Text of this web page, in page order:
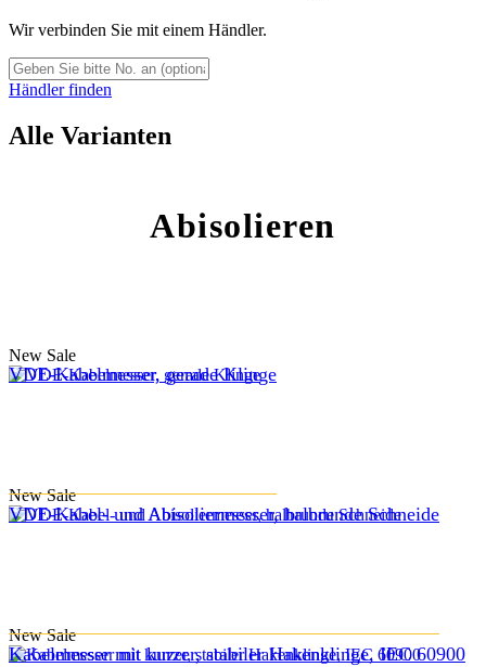
Wir verbinden Sie mit einem Händler.
Händler finden
Alle Varianten
Abisolieren
New Sale
VDE-Kabelmesser, gerade Klinge
New Sale
VDE-Kabel- und Abisoliermesser, halbrunde Schneide
New Sale
Kabelmesser mit kurzer, stabiler Hakenklinge, IEC 60900